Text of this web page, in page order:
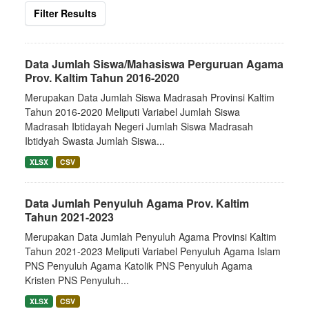
Filter Results
Data Jumlah Siswa/Mahasiswa Perguruan Agama
Prov. Kaltim Tahun 2016-2020
Merupakan Data Jumlah Siswa Madrasah Provinsi Kaltim
Tahun 2016-2020 Meliputi Variabel Jumlah Siswa
Madrasah Ibtidayah Negeri Jumlah Siswa Madrasah
Ibtidyah Swasta Jumlah Siswa...
XLSX CSV
Data Jumlah Penyuluh Agama Prov. Kaltim
Tahun 2021-2023
Merupakan Data Jumlah Penyuluh Agama Provinsi Kaltim
Tahun 2021-2023 Meliputi Variabel Penyuluh Agama Islam
PNS Penyuluh Agama Katolik PNS Penyuluh Agama
Kristen PNS Penyuluh...
XLSX CSV